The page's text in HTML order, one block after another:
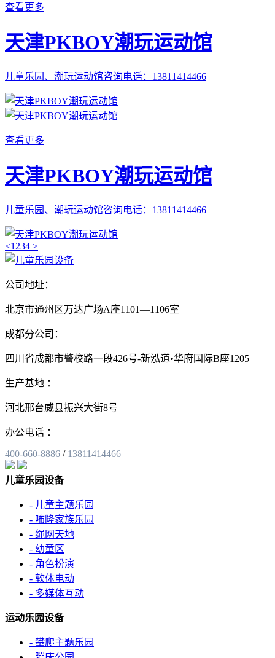
查看更多
天津PKBOY潮玩运动馆
儿童乐园、潮玩运动馆咨询电话：13811414466
查看更多
天津PKBOY潮玩运动馆
儿童乐园、潮玩运动馆咨询电话：13811414466
<1 234 >
公司地址：
北京市通州区万达广场A座1101—1106室
成都分公司：
四川省成都市警校路一段426号-新泓道•华府国际B座1205
生产基地 ：
河北邢台威县振兴大街8号
办公电话 ：
400-660-8886 / 13811414466
儿童乐园设备
- 儿童主题乐园
- 咘隆家族乐园
- 绳网天地
- 幼童区
- 角色扮演
- 软体电动
- 多媒体互动
运动乐园设备
- 攀爬主题乐园